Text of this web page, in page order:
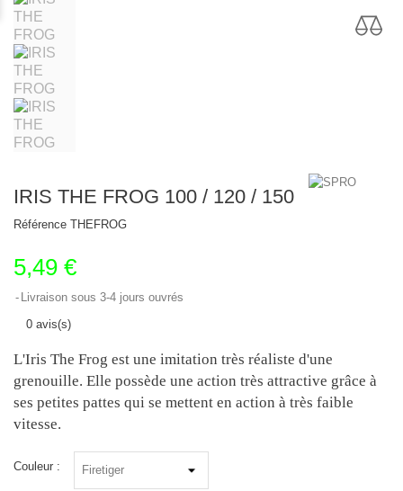
IRIS THE FROG 100 / 120 / 150
Référence THEFROG
5,49 €
Livraison sous 3-4 jours ouvrés
0 avis(s)
L'Iris The Frog est une imitation très réaliste d'une
grenouille. Elle possède une action très attractive grâce à
ses petites pattes qui se mettent en action à très faible
vitesse.
Couleur :